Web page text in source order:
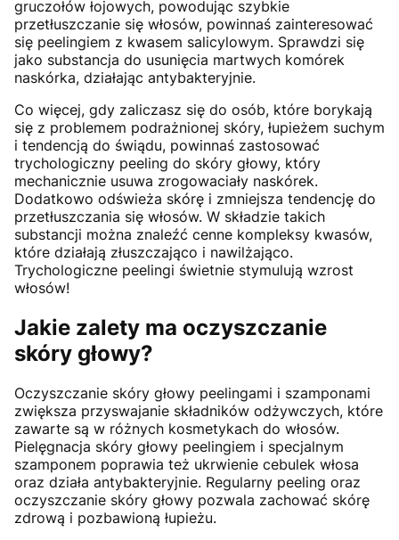
gruczołów łojowych, powodując szybkie
przetłuszczanie się włosów, powinnaś zainteresować
się peelingiem z kwasem salicylowym. Sprawdzi się
jako substancja do usunięcia martwych komórek
naskórka, działając antybakteryjnie.
Co więcej, gdy zaliczasz się do osób, które borykają
się z problemem podrażnionej skóry, łupieżem suchym
i tendencją do świądu, powinnaś zastosować
trychologiczny peeling do skóry głowy, który
mechanicznie usuwa zrogowaciały naskórek.
Dodatkowo odświeża skórę i zmniejsza tendencję do
przetłuszczania się włosów. W składzie takich
substancji można znaleźć cenne kompleksy kwasów,
które działają złuszczająco i nawilżająco.
Trychologiczne peelingi świetnie stymulują wzrost
włosów!
Jakie zalety ma oczyszczanie
skóry głowy?
Oczyszczanie skóry głowy peelingami i szamponami
zwiększa przyswajanie składników odżywczych, które
zawarte są w różnych kosmetykach do włosów.
Pielęgnacja skóry głowy peelingiem i specjalnym
szamponem poprawia też ukrwienie cebulek włosa
oraz działa antybakteryjnie. Regularny peeling oraz
oczyszczanie skóry głowy pozwala zachować skórę
zdrową i pozbawioną łupieżu.